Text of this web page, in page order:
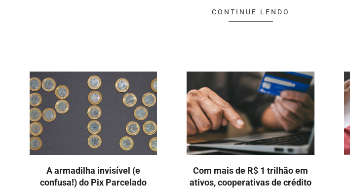
CONTINUE LENDO
A armadilha invisível (e
confusa!) do Pix Parcelado
Com mais de R$ 1 trilhão em
ativos, cooperativas de crédito